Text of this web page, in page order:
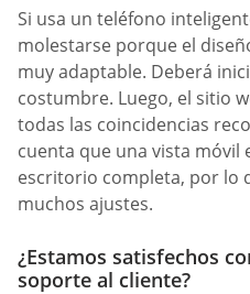
Si usa un teléfono
molestarse porque el
muy adaptable. Deberá
costumbre. Luego, el sitio
todas las coincidencias
cuenta que una vista móvil
escritorio completa, por lo
muchos ajustes.
¿Estamos satisfechos
soporte al cliente?